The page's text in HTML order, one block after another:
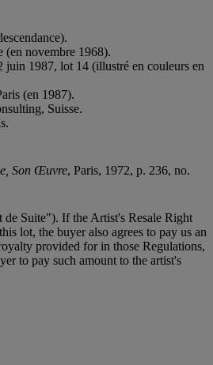
novembre 1968).
juin 1987, lot 14 (illustré en couleurs en
(en 1987).
Suisse.
Son Œuvre, Paris, 1972, p. 236, no.
Suite"). If the Artist's Resale Right
lot, the buyer also agrees to pay us an
provided for in those Regulations,
to pay such amount to the artist's